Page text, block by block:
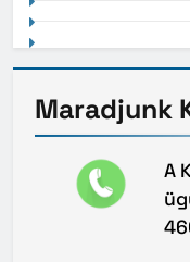
Maradjunk
A